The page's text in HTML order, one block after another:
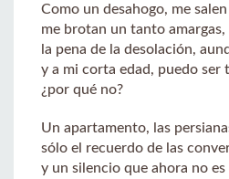
Como un desahogo, me
me brotan un tanto amargas,
la pena de la desolación,
y a mi corta edad, puedo ser
¿por qué no?
Un apartamento, las
sólo el recuerdo de las
y un silencio que ahora no es